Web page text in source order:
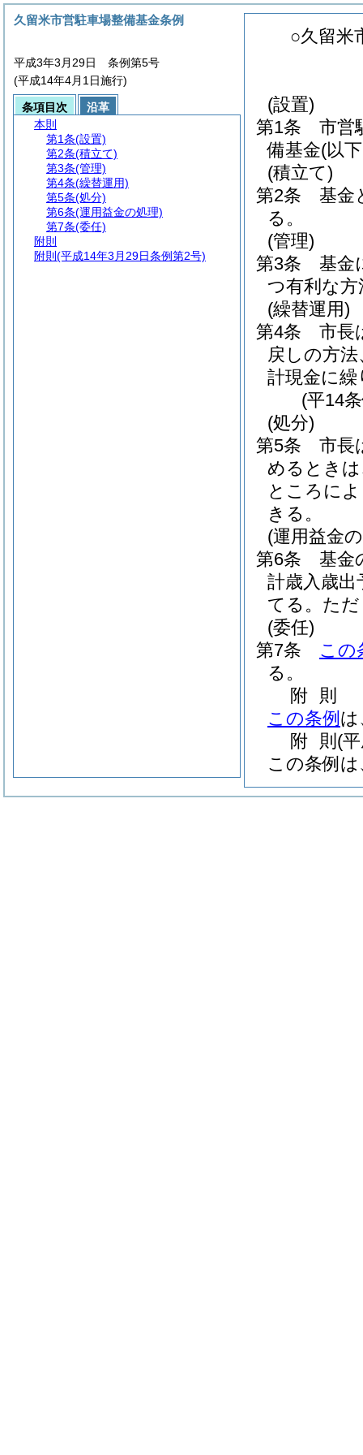
○久留米
(設置)
第1条
市営
備基金(以
(積立て)
第2条
基金
る。
(管理)
第3条
基金
つ有利な
(繰替運用)
第4条
市長
戻しの方
計現金に
(平14
(処分)
第5条
市長
めるとき
ところに
きる。
(運用益金
第6条
基金
計歳入歳出
てる。 た
(委任)
第7条
この
る。
附 則
この条例 は
附 則 (
この条例
久留米市営駐車場整備基金条例
平成3年3月29日 条例第5号
(平成14年4月1日施行)
条項目次
沿革
本則
第1条(設置)
第2条(積立て)
第3条(管理)
第4条(繰替運用)
第5条(処分)
第6条(運用益金の処理)
第7条(委任)
附則
附則 (平成14年3月29日条例第2号)